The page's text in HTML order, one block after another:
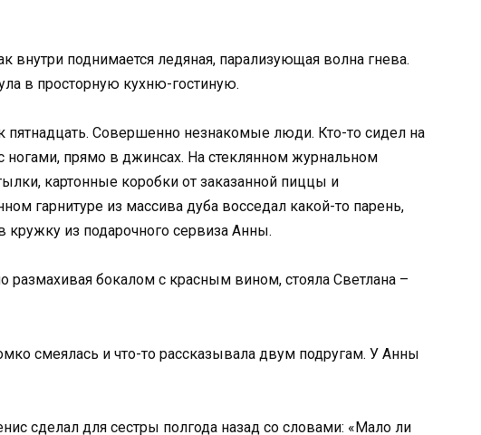
внутри поднимается ледяная, парализующая волна гнева.
в просторную кухню-гостиную.
пятнадцать. Совершенно незнакомые люди. Кто-то сидел на
ногами, прямо в джинсах. На стеклянном журнальном
картонные коробки от заказанной пиццы и
гарнитуре из массива дуба восседал какой-то парень,
кружку из подарочного сервиза Анны.
размахивая бокалом с красным вином, стояла Светлана –
смеялась и что-то рассказывала двум подругам. У Анны
сделал для сестры полгода назад со словами: «Мало ли